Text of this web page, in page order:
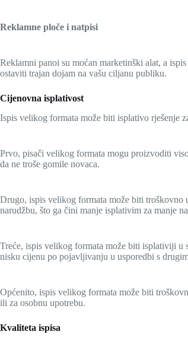
Reklamne ploče i natpisi
Reklamni panoi su moćan marketinški alat, a
ostaviti trajan dojam na vašu ciljanu publiku.
Cijenovna isplativost
Ispis velikog formata može biti isplativo rješenje
Prvo, pisači velikog formata mogu proizvoditi
da ne troše gomile novaca.
Drugo, ispis velikog formata može biti troškovno
narudžbu, što ga čini manje isplativim za manje
Treće, ispis velikog formata može biti isplativiji u
nisku cijenu po pojavljivanju u usporedbi s
Općenito, ispis velikog formata može biti
ili za osobnu upotrebu.
Kvaliteta ispisa